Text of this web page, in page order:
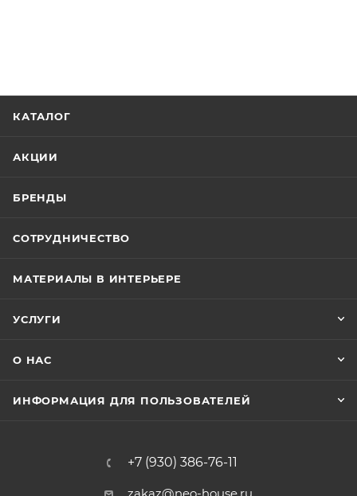
КАТАЛОГ
АКЦИИ
БРЕНДЫ
СОТРУДНИЧЕСТВО
МАТЕРИАЛЫ В ИНТЕРЬЕРЕ
УСЛУГИ
О НАС
ИНФОРМАЦИЯ ДЛЯ ПОЛЬЗОВАТЕЛЕЙ
+7 (930) 386-76-11